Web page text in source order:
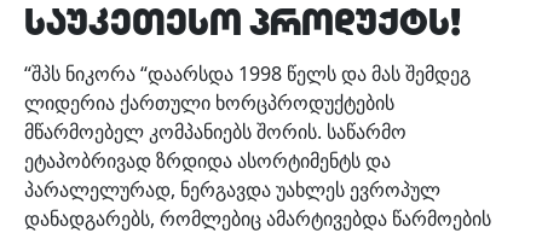
საუკეთესო პროდუქტს!
“შპს ნიკორა “დაარსდა 1998 წელს და მას შემდეგ
ლიდერია ქართული ხორცპროდუქტების
მწარმოებელ კომპანიებს შორის. საწარმო
ეტაპობრივად ზრდიდა ასორტიმენტს და
პარალელურად, ნერგავდა უახლეს ევროპულ
დანადგარებს, რომლებიც ამარტივებდა წარმოების